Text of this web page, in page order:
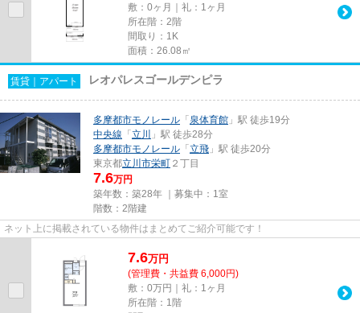
敷：0ヶ月｜礼：1ヶ月
所在階：2階
間取り：1K
面積：26.08㎡
賃貸｜アパート レオパレスゴールデンピラ
多摩都市モノレール 「泉体育館 」駅 徒歩19分
中央線 「立川
」駅 徒歩28分
多摩都市モノレール 「立飛 」駅 徒歩20分
東京都立川市栄町 ２丁目
7.6万円
築年数：築28年 ｜募集中： 1室
階数：2階建
ネット上に掲載されている物件はまとめてご紹介可能です！
7.6万円
(管理費・共益費 6,000円)
敷：0万円｜礼：1ヶ月
所在階：1階